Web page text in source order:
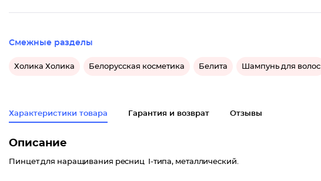
Смежные разделы
Холика Холика Белорусская косметика Белита Шампунь для волос
Характеристики товара Гарантия и возврат Отзывы
Описание
Пинцет для наращивания ресниц I-типа, металлический.